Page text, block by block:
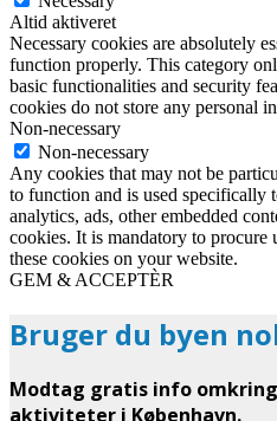
Altid aktiveret
Necessary cookies are absolutely
function properly. This category
basic functionalities and security
cookies do not store any personal
Non-necessary
Non-necessary
Any cookies that may not be
to function and is used specifically
analytics, ads, other embedded
cookies. It is mandatory to procure
these cookies on your website.
GEM & ACCEPTÈR
Bruger du byen
Modtag gratis info
aktiviteter i København.